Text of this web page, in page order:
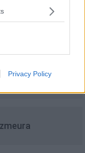
Privacy Policy
simplă,